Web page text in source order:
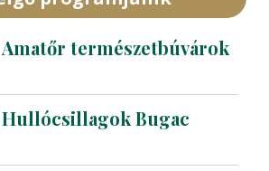
Amatőr természetbúvárok
Hullócsillagok Bugac